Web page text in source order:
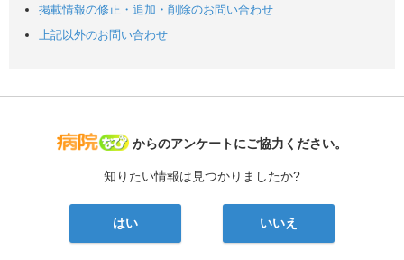
掲載情報の修正・追加・削除のお問い合わせ
上記以外のお問い合わせ
病院なび
からのアンケートにご協力ください。
知りたい情報は見つかりましたか?
はい いいえ